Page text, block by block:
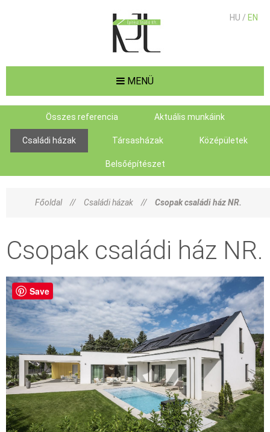
MENÜ
HU / EN
Összes referencia Aktuális munkáink
Családi házak Társasházak Középületek
Belsőépítészet
Főoldal // Családi házak // Csopak családi ház NR.
Csopak családi ház NR.
Save